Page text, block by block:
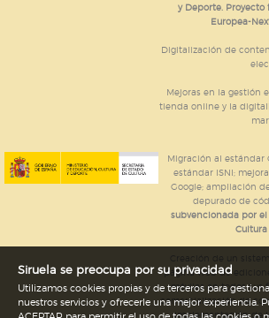
y Deporte.
Europea-
Digitalización de
Mejoras en la gestión
tienda online y la
Migración al estándar
estándar ISNI;
Google; ampliación
depurado de
subvencionada por
Cultura
página web de
móviles en todos sus
comercialización de
implementación de
Siruela se preocupa por su privacidad
Utilizamos cookies propias y de terceros para
nuestros servicios y ofrecerle una mejor experiencia.